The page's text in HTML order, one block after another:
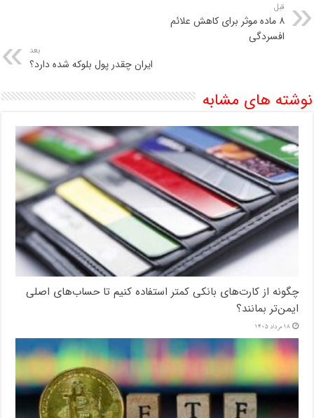
قبل
۸ ماده موثر برای کاهش علائم
افسردگی
بعد
ایران چقدر پول بلوکه شده دارد؟
نوشته های مشابه
چگونه از کارت‌های بانکی کمتر استفاده کنیم تا حساب‌های اصلی
ایمن‌تر بمانند؟
18 مرداد 1405